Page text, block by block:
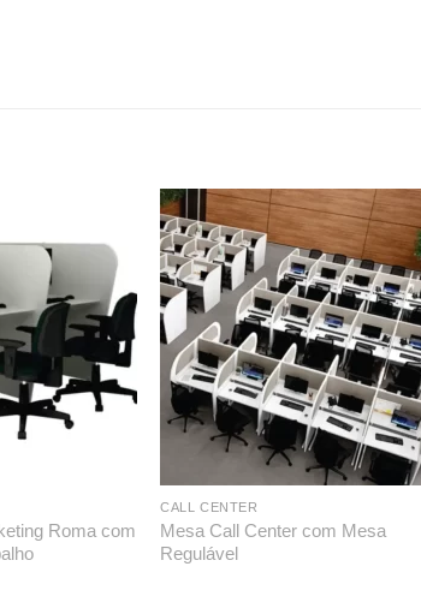
Roma com
CALL CENTER
Mesa Call Center com Mesa
Regulável